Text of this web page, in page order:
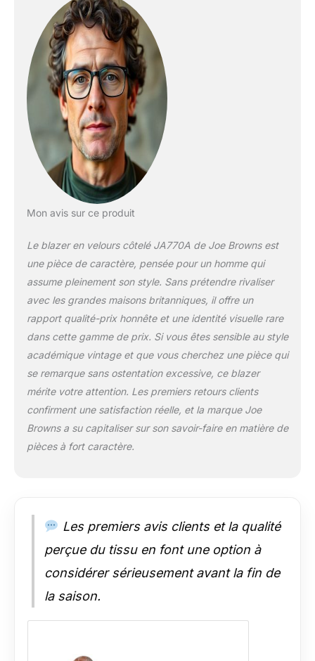
Mon avis sur ce produit
Le blazer en velours côtelé JA770A de Joe Browns est
une pièce de caractère, pensée pour un homme qui
assume pleinement son style. Sans prétendre rivaliser
avec les grandes maisons britanniques, il offre un
rapport qualité-prix honnête et une identité visuelle rare
dans cette gamme de prix. Si vous êtes sensible au style
académique vintage et que vous cherchez une pièce qui
se remarque sans ostentation excessive, ce blazer
mérite votre attention. Les premiers retours clients
confirment une satisfaction réelle, et la marque Joe
Browns a su capitaliser sur son savoir-faire en matière de
pièces à fort caractère.
Les premiers avis clients et la qualité
perçue du tissu en font une option à
considérer sérieusement avant la fin de
la saison.